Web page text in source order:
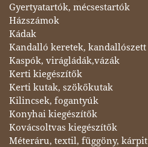
Gyertyatartók, mécsestartók
Házszámok
Kádak
Kandalló keretek, kandallószett
Kaspók, virágládák,vázák
Kerti kiegészítők
Kerti kutak, szökőkutak
Kilincsek, fogantyúk
Konyhai kiegészítők
Kovácsoltvas kiegészítők
Méteráru, textil, függöny, kárpit